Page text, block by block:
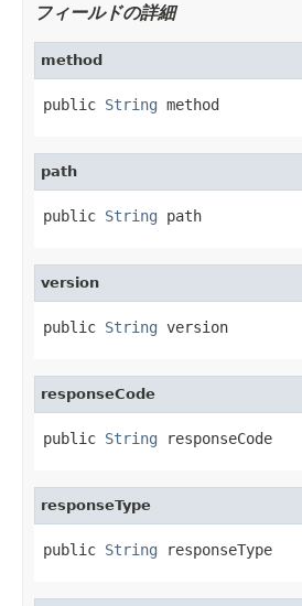
フィールドの詳細
method
public String method
path
public String path
version
public String version
responseCode
public String responseCode
responseType
public String responseType